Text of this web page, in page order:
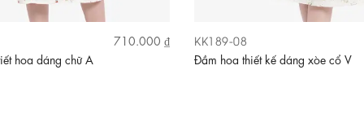
710.000 ₫
hoa dáng chữ A
KK189-08
Đầm hoa thiết kế dáng xòe cổ V